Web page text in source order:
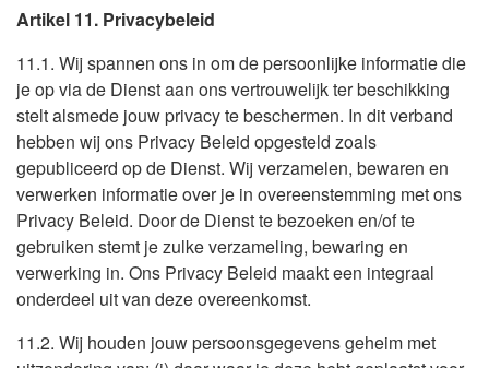
Artikel 11. Privacybeleid
11.1. Wij spannen ons in om de persoonlijke informatie die
je op via de Dienst aan ons vertrouwelijk ter beschikking
stelt alsmede jouw privacy te beschermen. In dit verband
hebben wij ons Privacy Beleid opgesteld zoals
gepubliceerd op de Dienst. Wij verzamelen, bewaren en
verwerken informatie over je in overeenstemming met ons
Privacy Beleid. Door de Dienst te bezoeken en/of te
gebruiken stemt je zulke verzameling, bewaring en
verwerking in. Ons Privacy Beleid maakt een integraal
onderdeel uit van deze overeenkomst.
11.2. Wij houden jouw persoonsgegevens geheim met